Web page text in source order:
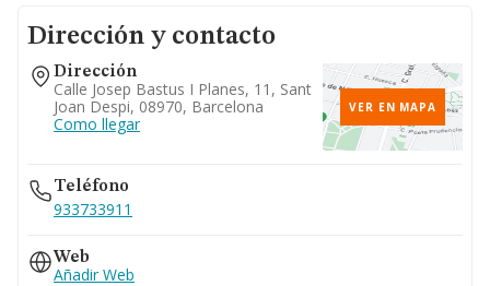
Dirección y contacto
Dirección
Calle Josep Bastus I Planes, 11, Sant
Joan Despi, 08970, Barcelona
Como llegar
VER EN MAPA
Teléfono
933733911
Web
Añadir Web